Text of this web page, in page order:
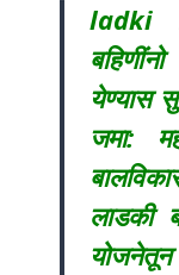
ladki
येण्यास
जमा:
लाडकी